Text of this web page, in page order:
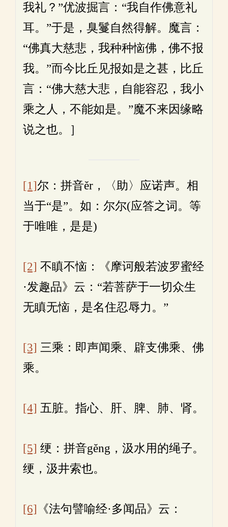
我礼？”优波掘言：“我自作佛意礼
耳。”于是，臭鬘自然得解。魔言：
“佛真大慈悲，我种种恼佛，佛不报
我。”而今比丘见报如是之甚，比丘
言：“佛大慈大悲，自能容忍，我小
乘之人，不能如是。”魔不来因缘略
说之也。］
[1]尔：拼音ěr，〈助〉应诺声。相
当于“是”。如：尔尔(应答之词。等
于唯唯，是是)
[2] 不瞋不恼：《摩诃般若波罗蜜经
·发趣品》云：“若菩萨于一切众生
无瞋无恼，是名住忍辱力。”
[3] 三乘：即声闻乘、辟支佛乘、佛
乘。
[4] 五脏。指心、肝、脾、肺、肾。
[5] 绠：拼音gěng，汲水用的绳子。
绠，汲井索也。
[6] 《法句譬喻经·多闻品》云：